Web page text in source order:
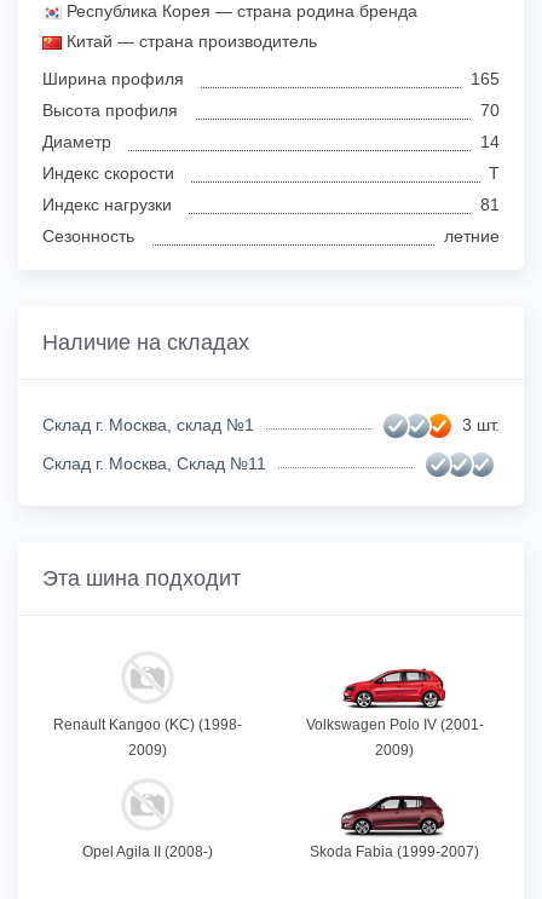
Республика Корея — страна родина бренда
Китай — страна производитель
Ширина профиля
165
Высота профиля
70
Диаметр
14
Индекс скорости
T
Индекс нагрузки
81
Сезонность
летние
Наличие на складах
Склад г. Москва, склад №1
3 шт.
Склад г. Москва, Склад №11
Эта шина подходит
Renault Kangoo (KC) (1998-
2009)
Volkswagen Polo IV (2001-
2009)
Opel Agila II (2008-) Skoda Fabia (1999-2007)